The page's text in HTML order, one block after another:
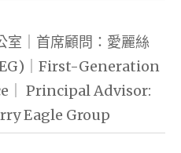
室｜首席顧問：愛麗絲
｜First-Generation
Principal Advisor:
Eagle Group